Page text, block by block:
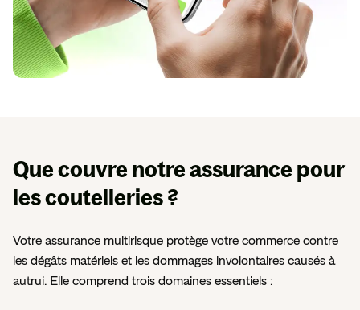
Que couvre notre assurancepour
les coutelleries ?
Votre assurance multirisque protège votre commerce contre
les dégâts matériels et les dommages involontaires causés à
autrui. Elle comprend trois domaines essentiels :